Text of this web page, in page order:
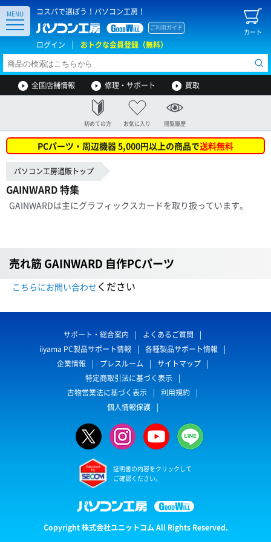
コスパで選ぼう！パソコン工房！
カート
ご利用ガイド
ログイン おトクな会員登録（無料）
MENU
全国店舗情報 修理・サポート 買取
初めての方 お気に入り 閲覧履歴
PCパーツ・周辺機器 5,000円以上の商品で送料無料
パソコン工房通販トップ
GAINWARD 特集
GAINWARDは主にグラフィックスカードを取り扱っています。
売れ筋 GAINWARD 自作PCパーツ
こちらにお問い合わせ ください
サポート・総合案内
よくあるご質問
iiyama PC製品サポート情報
各種製品サポート情報
企業情報
プレスルーム
サイトマップ
特定商取引法に基づく表示
古物営業法に基づく表示
利用規約
個人情報保護
証明書の内容をクリックして
ご確認ください。
Copyright 株式会社ユニットコム All Rights Reserved.